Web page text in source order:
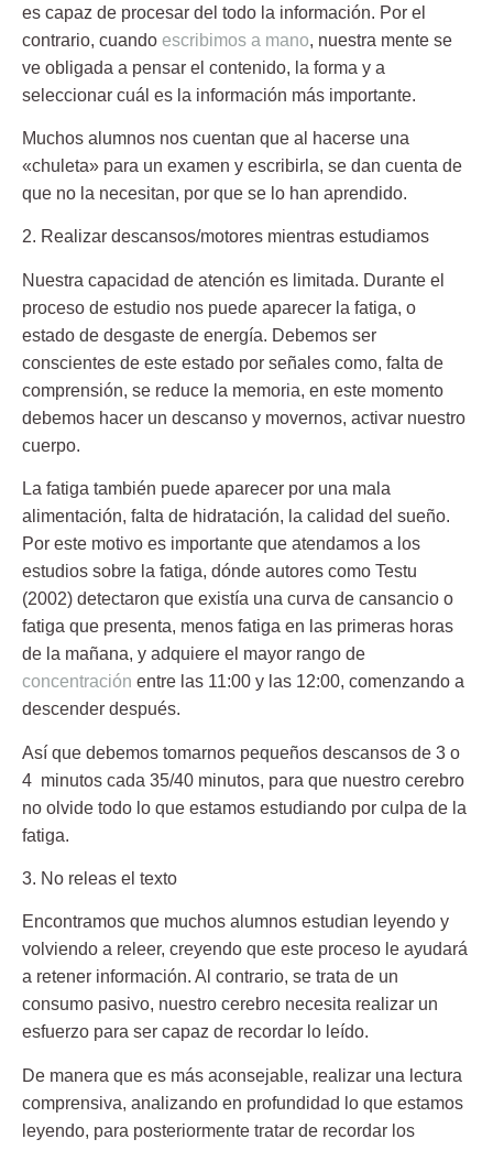
es capaz de procesar del todo la información. Por el
contrario, cuando escribimos a mano, nuestra mente se
ve obligada a pensar el contenido, la forma y a
seleccionar cuál es la información más importante.
Muchos alumnos nos cuentan que al hacerse una
«chuleta» para un examen y escribirla, se dan cuenta de
que no la necesitan, por que se lo han aprendido.
2. Realizar descansos/motores mientras estudiamos
Nuestra capacidad de atención es limitada. Durante el
proceso de estudio nos puede aparecer la fatiga, o
estado de desgaste de energía. Debemos ser
conscientes de este estado por señales como, falta de
comprensión, se reduce la memoria, en este momento
debemos hacer un descanso y movernos, activar nuestro
cuerpo.
La fatiga también puede aparecer por una mala
alimentación, falta de hidratación, la calidad del sueño.
Por este motivo es importante que atendamos a los
estudios sobre la fatiga, dónde autores como Testu
(2002) detectaron que existía una curva de cansancio o
fatiga que presenta, menos fatiga en las primeras horas
de la mañana, y adquiere el mayor rango de
concentración entre las 11:00 y las 12:00, comenzando a
descender después.
Así que debemos tomarnos pequeños descansos de 3 o
4 minutos cada 35/40 minutos, para que nuestro cerebro
no olvide todo lo que estamos estudiando por culpa de la
fatiga.
3. No releas el texto
Encontramos que muchos alumnos estudian leyendo y
volviendo a releer, creyendo que este proceso le ayudará
a retener información. Al contrario, se trata de un
consumo pasivo, nuestro cerebro necesita realizar un
esfuerzo para ser capaz de recordar lo leído.
De manera que es más aconsejable, realizar una lectura
comprensiva, analizando en profundidad lo que estamos
leyendo, para posteriormente tratar de recordar los